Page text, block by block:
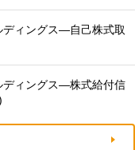
ィングス—自己株式取
ディングス—株式給付信